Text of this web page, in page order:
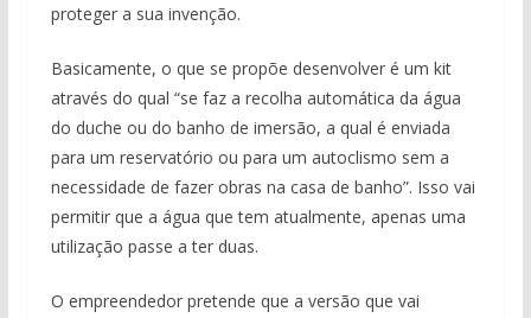
proteger a sua invenção.
Basicamente, o que se propõe desenvolver é um kit
através do qual “se faz a recolha automática da água
do duche ou do banho de imersão, a qual é enviada
para um reservatório ou para um autoclismo sem a
necessidade de fazer obras na casa de banho”. Isso vai
permitir que a água que tem atualmente, apenas uma
utilização passe a ter duas.
O empreendedor pretende que a versão que vai